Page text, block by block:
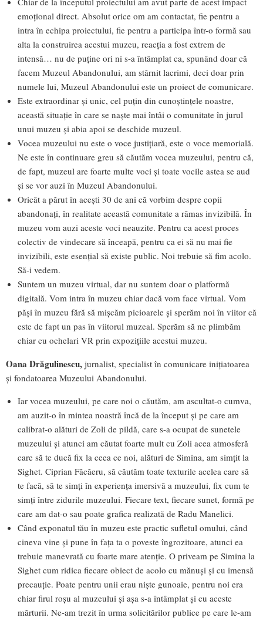
emoțional direct. Absolut orice om am contactat, fie pentru a
intra în echipa proiectului, fie pentru a participa într-o formă sau
alta la construirea acestui muzeu, reacția a fost extrem de
intensă… nu de puține ori ni s-a întâmplat ca, spunând doar că
facem Muzeul Abandonului, am stârnit lacrimi, deci doar prin
numele lui, Muzeul Abandonului este un proiect de comunicare.
Este extraordinar și unic, cel puțin din cunoștințele noastre,
această situație în care se naște mai întâi o comunitate în jurul
unui muzeu și abia apoi se deschide muzeul.
Vocea muzeului nu este o voce justițiară, este o voce memorială.
Ne este în continuare greu să căutăm vocea muzeului, pentru că,
de fapt, muzeul are foarte multe voci și toate vocile astea se aud
și se vor auzi în Muzeul Abandonului.
Oricât a părut în acești 30 de ani că vorbim despre copii
abandonați, în realitate această comunitate a rămas invizibilă. În
muzeu vom auzi aceste voci neauzite. Pentru ca acest proces
colectiv de vindecare să înceapă, pentru ca ei să nu mai fie
invizibili, este esențial să existe public. Noi trebuie să fim acolo.
Să-i vedem.
Suntem un muzeu virtual, dar nu suntem doar o platformă
digitală. Vom intra în muzeu chiar dacă vom face virtual. Vom
păși în muzeu fără să mișcăm picioarele și sperăm noi în viitor că
este de fapt un pas în viitorul muzeal. Sperăm să ne plimbăm
chiar cu ochelari VR prin expozițiile acestui muzeu.
Oana Drăgulinescu, jurnalist, specialist în comunicare inițiatoarea
și fondatoarea Muzeului Abandonului.
Iar vocea muzeului, pe care noi o căutăm, am ascultat-o cumva,
am auzit-o în mintea noastră încă de la început și pe care am
calibrat-o alături de Zoli de pildă, care s-a ocupat de sunetele
muzeului și atunci am căutat foarte mult cu Zoli acea atmosferă
care să te ducă fix la ceea ce noi, alături de Simina, am simțit la
Sighet. Ciprian Făcăeru, să căutăm toate texturile acelea care să
te facă, să te simți în experiența imersivă a muzeului, fix cum te
simți între zidurile muzeului. Fiecare text, fiecare sunet, formă pe
care am dat-o sau poate grafica realizată de Radu Manelici.
Când exponatul tău în muzeu este practic sufletul omului, când
cineva vine și pune în fața ta o poveste îngrozitoare, atunci ea
trebuie manevrată cu foarte mare atenție. O priveam pe Simina la
Sighet cum ridica fiecare obiect de acolo cu mănuși și cu imensă
precauție. Poate pentru unii erau niște gunoaie, pentru noi era
chiar firul roșu al muzeului și așa s-a întâmplat și cu aceste
mărturii. Ne-am trezit în urma solicitărilor publice pe care le-am